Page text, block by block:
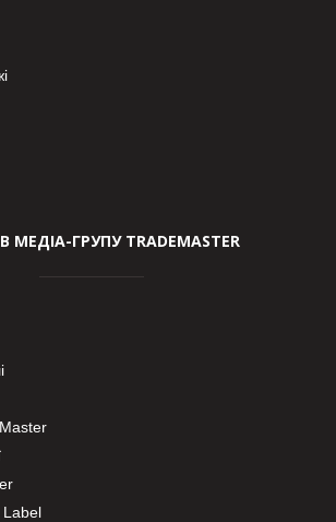
МЕДІА-ГРУПУ TRADEMASTER
Label